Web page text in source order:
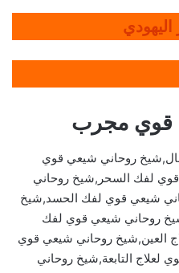
قوي مجرب
روحاني شيعي قوي
لفك السحر,شيخ روحاني
شيعي قوي لفك الحسد,شيخ
روحاني شيعي قوي لفك
العين,شيخ روحاني شيعي قوي
لعلاج التابعة,شيخ روحاني